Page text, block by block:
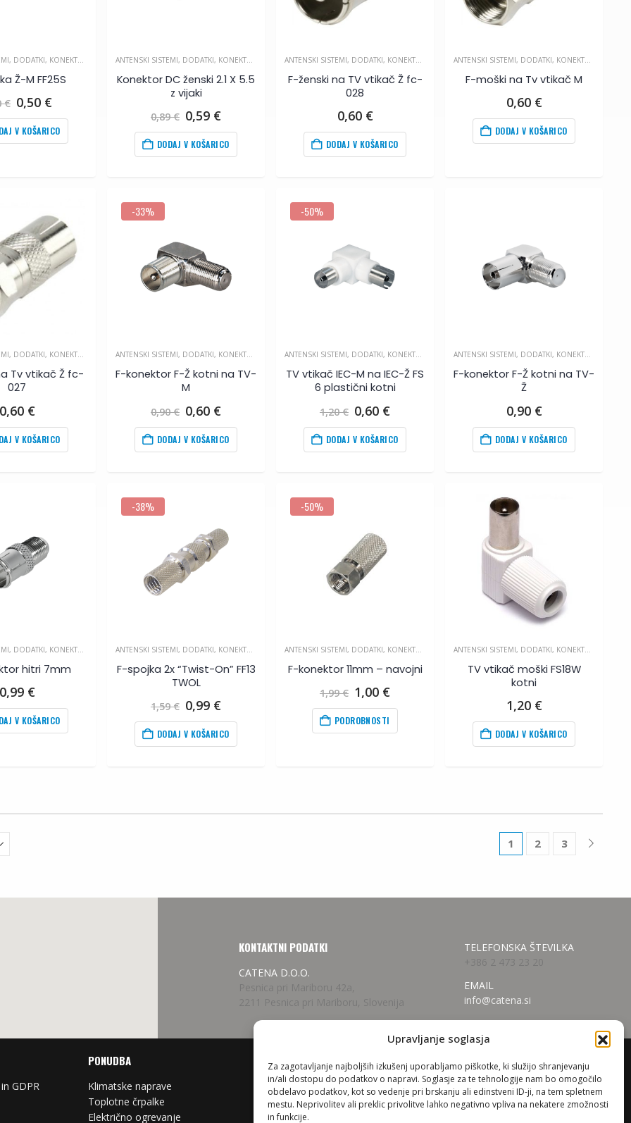
Upravljanje soglasja
Za zagotavljanje najboljših izkušenj uporabljamo piškotke, ki služijo shranjevanju
in/ali dostopu do podatkov o napravi. Soglasje za te tehnologije nam bo omogočilo
obdelavo podatkov, kot so vedenje pri brskanju ali edinstveni ID-ji, na tem spletnem
mestu. Neprivolitev ali preklic privolitve lahko negativno vpliva na nekatere zmožnosti
in funkcije.
, DODATKI, KONEKTORJI IN SPOJKE
Ž-M FF25S
€ Izvirna
cena
je
bila:
0,50 €Trenutna
cena
je:
0,50
V KOŠARICO
ANTENSKI SISTEMI, DODATKI, KONEKTORJI IN SPOJKE
Konektor DC ženski 2.1 X 5.5
z vijaki
0,89€ Izvirna
cena
je
bila:
0,59 €Trenutna
cena
je:
0,59
DODAJ V KOŠARICO
ANTENSKI SISTEMI, DODATKI, KONEKTORJI IN SPOJKE
F-ženski na TV vtikač Ž fc-
028
0,60 €
DODAJ V KOŠARICO
ANTENSKI SISTEMI, DODATKI, KONEKTORJI IN SPOJKE
F-moški na Tv vtikač M
0,60 €
DODAJ V KOŠARICO
, DODATKI, KONEKTORJI IN SPOJKE
Tv vtikač Ž fc-
027
0,60 €
V KOŠARICO
-33%
ANTENSKI SISTEMI, DODATKI, KONEKTORJI IN SPOJKE
F-konektor F-Ž kotni na TV-
M
0,90€ Izvirna
cena
je
bila:
0,60 €Trenutna
cena
je:
0,60
DODAJ V KOŠARICO
-50%
ANTENSKI SISTEMI, DODATKI, KONEKTORJI IN SPOJKE
TV vtikač IEC-M na IEC-Ž FS
6 plastični kotni
1,20€ Izvirna
cena
je
bila:
0,60 €Trenutna
cena
je:
0,60
DODAJ V KOŠARICO
ANTENSKI SISTEMI, DODATKI, KONEKTORJI IN SPOJKE
F-konektor F-Ž kotni na TV-
Ž
0,90 €
DODAJ V KOŠARICO
, DODATKI, KONEKTORJI IN SPOJKE
hitri 7mm
0,99 €
V KOŠARICO
-38%
ANTENSKI SISTEMI, DODATKI, KONEKTORJI IN SPOJKE
F-spojka 2x “Twist-On” FF13
TWOL
1,59€ Izvirna
cena
je
bila:
0,99 €Trenutna
cena
je:
0,99
DODAJ V KOŠARICO
-50%
ANTENSKI SISTEMI, DODATKI, KONEKTORJI IN SPOJKE
F-konektor 11mm – navojni
1,99€ Izvirna
cena
je
bila:
1,00 €Trenutna
cena
1,00
PODROBNOSTI
ANTENSKI SISTEMI, DODATKI, KONEKTORJI IN SPOJKE
TV vtikač moški FS18W
kotni
1,20 €
DODAJ V KOŠARICO
1 2 3
KONTAKTNI PODATKI
CATENA D.O.O.
Pesnica pri Mariboru 42a,
2211 Pesnica pri Mariboru, Slovenija
TELEFONSKA ŠTEVILKA
+386 2 473 23 20
EMAIL
info@catena.si
GDPR
PONUDBA
Klimatske naprave
Toplotne črpalke
Električno ogrevanje
Prezračevanje
Antenski sistemi
Nosilci za TV